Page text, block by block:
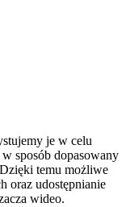
je w celu
sposób dopasowany
temu możliwe
oraz udostępnianie
wideo.